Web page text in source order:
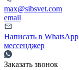
max@sibsvet.com
email
Написать в WhatsApp
мессенджер
Заказать звонок